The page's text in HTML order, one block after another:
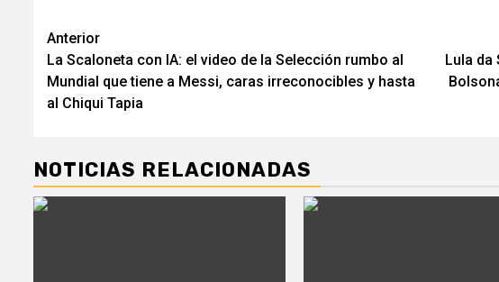
Navegación
de
entradas
Anterior
La Scaloneta con IA: el video de la Selección rumbo al
Mundial que tiene a Messi, caras irreconocibles y hasta
al Chiqui Tapia
Lula da
NOTICIAS RELACIONADAS